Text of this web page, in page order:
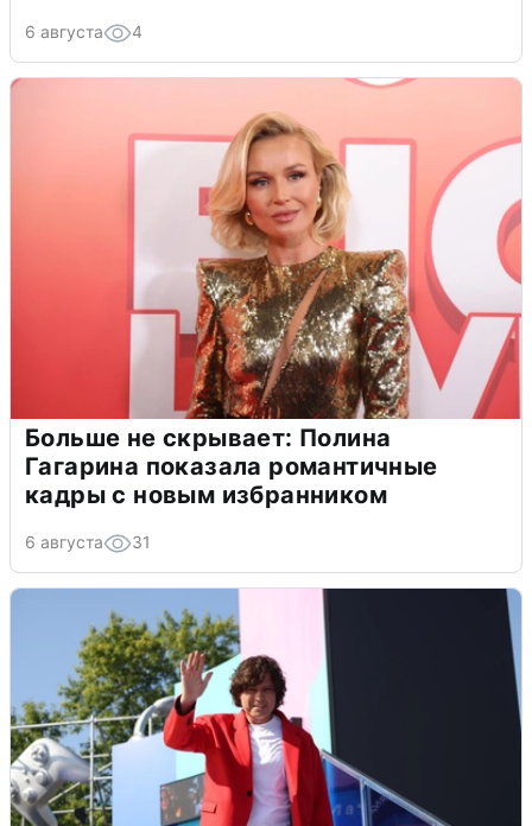
6 августа 4
Больше не скрывает: Полина
Гагарина показала романтичные
кадры с новым избранником
6 августа 31